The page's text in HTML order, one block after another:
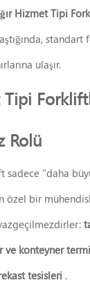
Hizmet Tipi
ulaşır.
Tipi
Rolü
sadece "daha
özel bir
ve konteyner
tesisleri .